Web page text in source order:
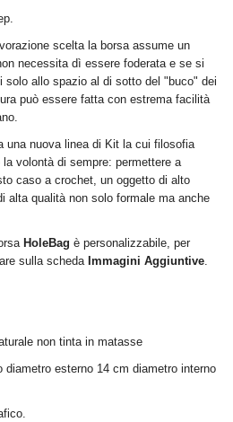
scelta la borsa assume un
necessita dì essere foderata e se si
solo allo spazio al di sotto del "buco" dei
può essere fatta con estrema facilità
una nuova linea di Kit la cui filosofia
volontà di sempre: permettere a
caso a crochet, un oggetto di alto
alta qualità non solo formale ma anche
HoleBag è personalizzabile, per
sulla scheda Immagini Aggiuntive.
non tinta in matasse
esterno 14 cm diametro interno